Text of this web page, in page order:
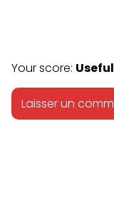
Your score: Useful